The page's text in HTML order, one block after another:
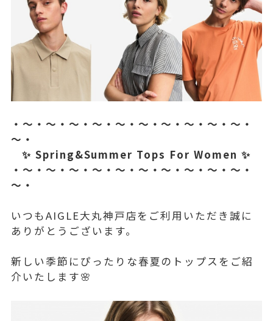
・～・～・～・～・～・～・～・～・～・～・
～・
✨ Spring&Summer Tops For Women ✨
・～・～・～・～・～・～・～・～・～・～・
～・
いつもAIGLE大丸神戸店をご利用いただき誠に
ありがとうございます。
新しい季節にぴったりな春夏のトップスをご紹
介いたします🌸